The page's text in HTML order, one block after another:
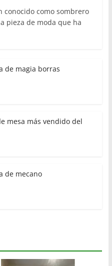
conocido como sombrero
pieza de moda que ha
de magia borras
mesa más vendido del
de mecano